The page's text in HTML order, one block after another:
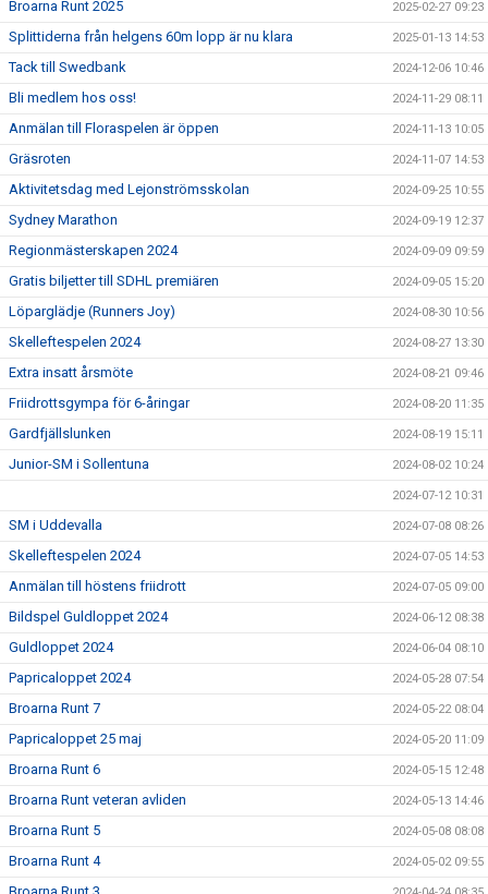
Broarna Runt 2025 2025-02-27 09:23
Splittiderna från helgens 60m lopp är nu klara 2025-01-13 14:53
Tack till Swedbank 2024-12-06 10:46
Bli medlem hos oss! 2024-11-29 08:11
Anmälan till Floraspelen är öppen 2024-11-13 10:05
Gräsroten 2024-11-07 14:53
Aktivitetsdag med Lejonströmsskolan 2024-09-25 10:55
Sydney Marathon 2024-09-19 12:37
Regionmästerskapen 2024 2024-09-09 09:59
Gratis biljetter till SDHL premiären 2024-09-05 15:20
Löparglädje (Runners Joy) 2024-08-30 10:56
Skelleftespelen 2024 2024-08-27 13:30
Extra insatt årsmöte 2024-08-21 09:46
Friidrottsgympa för 6-åringar 2024-08-20 11:35
Gardfjällslunken 2024-08-19 15:11
Junior-SM i Sollentuna 2024-08-02 10:24
2024-07-12 10:31
SM i Uddevalla 2024-07-08 08:26
Skelleftespelen 2024 2024-07-05 14:53
Anmälan till höstens friidrott 2024-07-05 09:00
Bildspel Guldloppet 2024 2024-06-12 08:38
Guldloppet 2024 2024-06-04 08:10
Papricaloppet 2024 2024-05-28 07:54
Broarna Runt 7 2024-05-22 08:04
Papricaloppet 25 maj 2024-05-20 11:09
Broarna Runt 6 2024-05-15 12:48
Broarna Runt veteran avliden 2024-05-13 14:46
Broarna Runt 5 2024-05-08 08:08
Broarna Runt 4 2024-05-02 09:55